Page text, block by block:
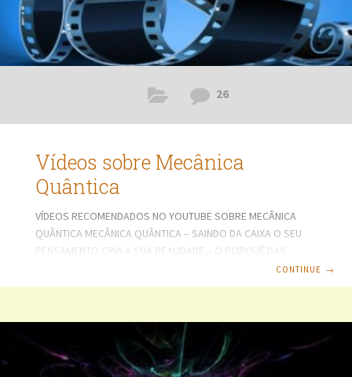
26
Vídeos sobre Mecânica
Quântica
VÍDEOS RECOMENDADOS NO YOUTUBE SOBRE MECÂNICA
QUÂNTICA MECÂNICA QUÂNTICA – SAINDO DA CAIXA O SEU
PENSAMENTO CRIA A SUA REALIDADE – O PORQUÊ DAS
COISAS O PASSADO, O PRESENTE E O FUTURO NÃO EXISTEM
QUARTA DIMENSÃO ALÉM DO COSMOS – MECÂNICA
– UNIVERSO ELEGANTE MISTÉRIOS DO UNIVERSO – BURACOS
NEGROS VIAGEM NO TEMPO COSMOS – MECÂNICA QUÂNTICA
COMPUTADOR QUÂNTICO, TUDO SOBRE UNIVERSO –
BURACOS CÓSMICOS DISCOVERY SCIENCE – BURACOS
CONTINUE →